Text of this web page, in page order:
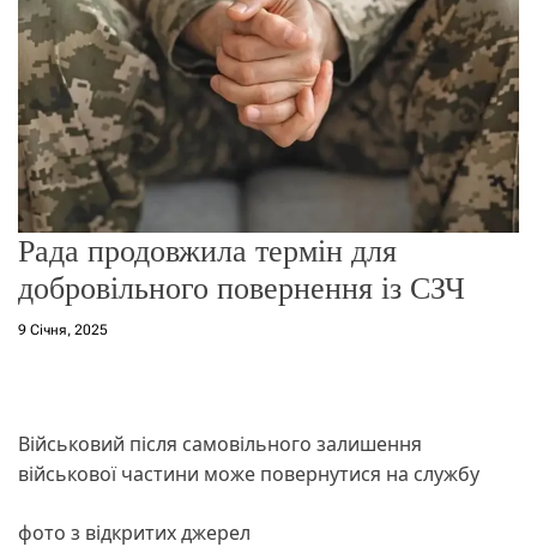
о
р
е
ж
и
м
у
Рада продовжила термін для
добровільного повернення із СЗЧ
9 Січня, 2025
Військовий після самовільного залишення
військової частини може повернутися на службу
фото з відкритих джерел